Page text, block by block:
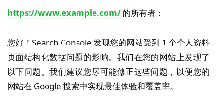
https://www.example.com/ 的所有者：
您好！Search Console 发现您的网站受到 1 个个人资料
页面结构化数据问题的影响。我们在您的网站上发现了
以下问题。我们建议您尽可能修正这些问题，以便您的
网站在 Google 搜索中实现最佳体验和覆盖率。